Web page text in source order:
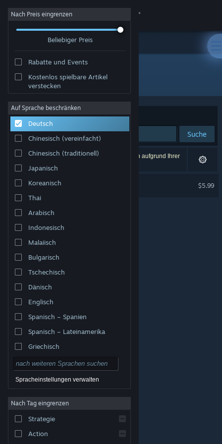
Anmelden
Info
Support
Sprache ändern
Steam-Mobile-App herunterladen
Desktopversion anzeigen
© Valve Corporation. Alle Rechte vorbehalten. Alle
USA und anderen Ländern.
Rechtliches
Barrierefreiheit
Nutzungsvertrag
Nach Preis eingrenzen
Beliebiger Preis
Rabatte und Events
Kostenlos spielbare Artikel
verstecken
Auf Sprache beschränken
Deutsch
Chinesisch (vereinfacht)
Chinesisch (traditionell)
Japanisch
Koreanisch
Thai
Arabisch
Indonesisch
Malaiisch
Bulgarisch
Tschechisch
Dänisch
Englisch
Spanisch – Spanien
Spanisch – Lateinamerika
Griechisch
Spracheinstellungen verwalten
Nach Tag eingrenzen
Strategie
Action
Entwickler: IceToad Studio LLC
Sortieren nach Relevanz
Suche
1 Ergebnis entspricht Ihrer Suche. 2 Titel wurden aufgrund Ihrer
Einstellungen ausgeschlossen.
$5.99